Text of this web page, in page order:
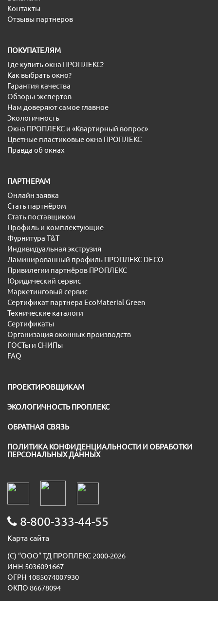
Контакты
Отзывы партнеров
ПОКУПАТЕЛЯМ
Где купить окна ПРОПЛЕКС?
Как выбрать окно?
Гарантия качества
Обзоры экспертов
Нам доверяют самое главное
Экологичность
Окна ПРОПЛЕКС и «Квартирный вопрос»
Цветные пластиковые окна ПРОПЛЕКС
Правда об окнах
ПАРТНЕРАМ
Онлайн заявка
Стать партнёром
Стать поставщиком
Профиль и комплектующие
Фурнитура T&T
Индивидуальная экструзия
Ламинированный профиль ПРОПЛЕКС DECO
Привилегии партнёров ПРОПЛЕКС
Юридический сервис
Маркетинговый сервис
Сертификат партнера EcoMaterial Green
Технические каталоги
Сертификаты
Организация оконных производств
ГОСТы и СНИПы
FAQ
ПРОЕКТИРОВЩИКАМ
ЭКОЛОГИЧНОСТЬ ПРОПЛЕКС
ОБРАТНАЯ СВЯЗЬ
ПОЛИТИКА КОНФИДЕНЦИАЛЬНОСТИ И ОБРАБОТКИ
ПЕРСОНАЛЬНЫХ ДАННЫХ
8-800-333-44-55
Карта сайта
(С) “ООО” ТД ПРОПЛЕКС 2000-2026
ИНН 5036091667
ОГРН 1085074007930
ОКПО 86678094